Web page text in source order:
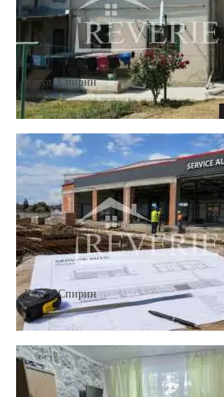
Кахул,Спирин
4комнаты 105
Кахул,Спирин
1.94сотка